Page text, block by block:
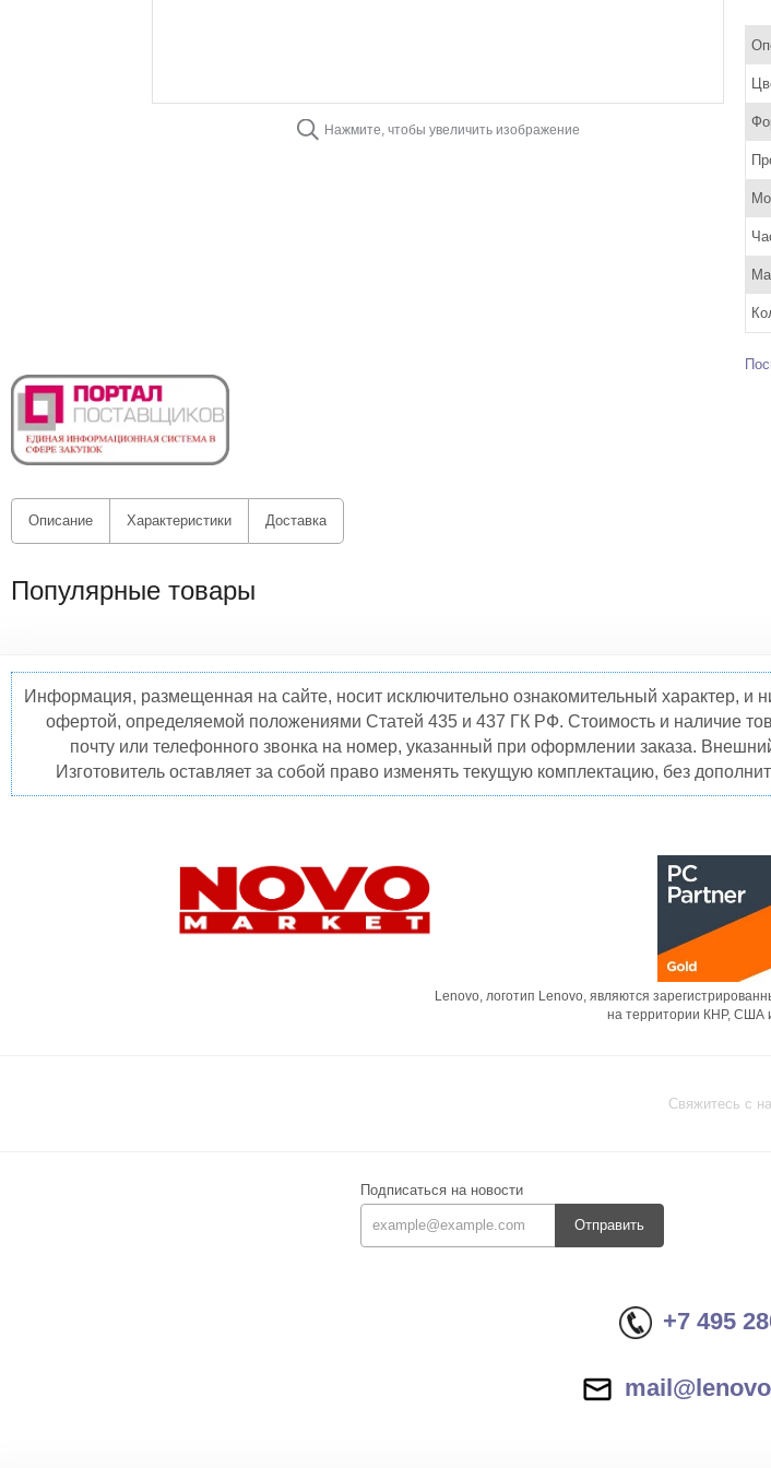
Нажмите, чтобы увеличить изображение
Описание Характеристики Доставка
Популярные товары
Информация, размещенная на сайте, носит исключительно ознакомительный характер,
офертой, определяемой положениями Статей 435 и 437 ГК РФ. Стоимость и наличие
почту или телефонного звонка на номер, указанный при оформлении заказа.
Изготовитель оставляет за собой право изменять текущую комплектацию, без
Lenovo, логотип Lenovo, являются
на территории КНР, США и
Свяжитесь с
Подписаться на новости
Отправить
+7 495